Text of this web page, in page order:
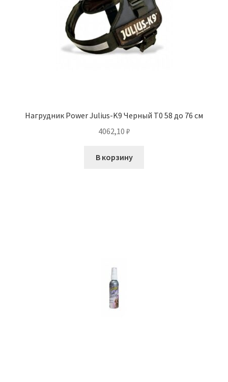
Нагрудник Power Julius-K9 Черный T0 58 до 76 см
4062,10 ₽
В корзину